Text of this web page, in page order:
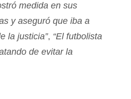
medida en sus
y aseguró que iba a
la justicia”, “El futbolista
de evitar la